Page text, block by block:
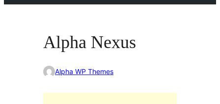
Alpha Nexus
Alpha WP Themes